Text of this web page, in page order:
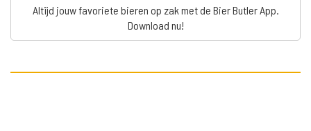
Altijd jouw favoriete bieren op zak met de Bier Butler App.
Download nu!